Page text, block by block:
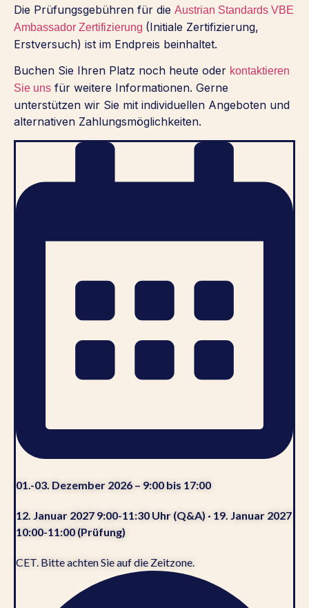
Die Prüfungsgebühren für die Austrian Standards VBE
Ambassador Zertifizierung (Initiale Zertifizierung,
Erstversuch) ist im Endpreis beinhaltet.
Buchen Sie Ihren Platz noch heute oder kontaktieren
Sie uns für weitere Informationen. Gerne
unterstützen wir Sie mit individuellen Angeboten und
alternativen Zahlungsmöglichkeiten.
01.-03. Dezember 2026 – 9:00 bis 17:00
12. Januar 2027 9:00-11:30 Uhr (Q&A) · 19. Januar 2027
10:00-11:00 (Prüfung)
CET. Bitte achten Sie auf die Zeitzone.